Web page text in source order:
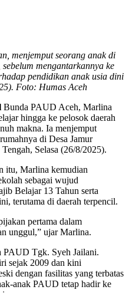
menjemput seorang anak di
mengantarkannya ke
pendidikan anak usia dini
Foto: Humas Aceh
Bunda PAUD Aceh, Marlina
hingga ke pelosok daerah
makna. Ia menjemput
di Desa Jamur
Selasa (26/8/2025).
itu, Marlina kemudian
sebagai wujud
Belajar 13 Tahun serta
terutama di daerah terpencil.
pertama dalam
unggul,” ujar Marlina.
PAUD Tgk. Syeh Jailani.
sejak 2009 dan kini
dengan fasilitas yang terbatas
anak PAUD tetap hadir ke